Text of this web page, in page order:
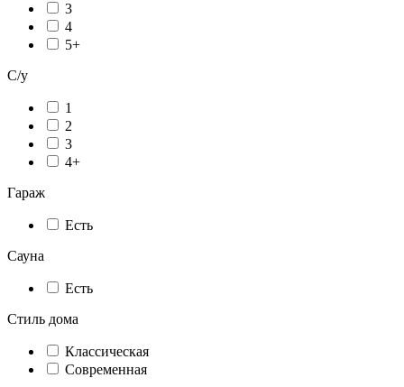
3
4
5+
С/у
1
2
3
4+
Гараж
Есть
Сауна
Есть
Стиль дома
Классическая
Современная